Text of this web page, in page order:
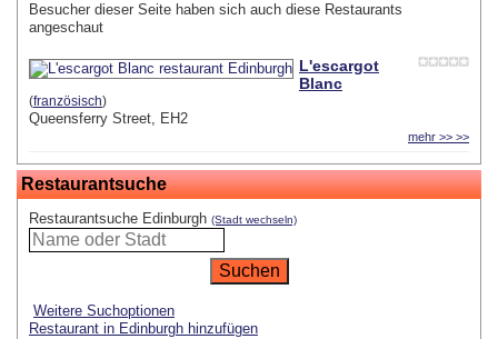
Besucher dieser Seite haben sich auch diese Restaurants
angeschaut
L'escargot
Blanc
(französisch)
Queensferry Street, EH2
mehr >> >>
Restaurantsuche
Restaurantsuche Edinburgh (Stadt wechseln)
Weitere Suchoptionen
Restaurant in Edinburgh hinzufügen